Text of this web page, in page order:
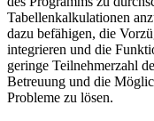
Tabellenkalkulationen
dazu befähigen, die
integrieren und die
geringe Teilnehmerzahl
Betreuung und die
Probleme zu lösen.